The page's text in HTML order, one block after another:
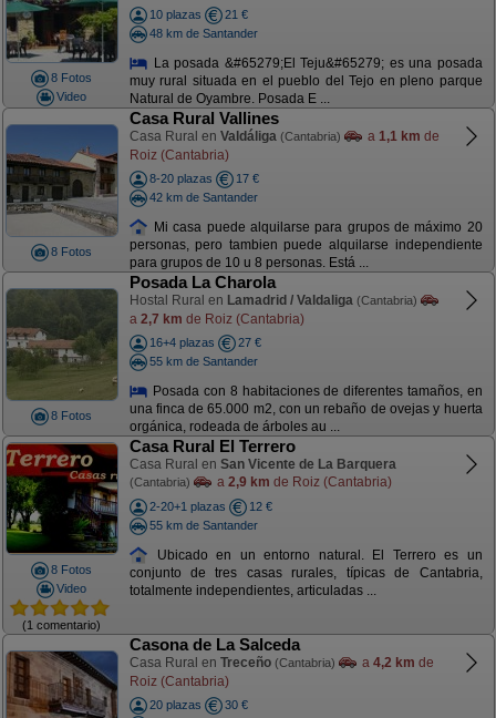
8 Fotos
Video
10 plazas
21 €
48 km de Santander
La posada &#65279;El Teju&#65279; es una posada
muy rural situada en el pueblo del Tejo en pleno parque
Natural de Oyambre. Posada E ...
8 Fotos
Casa Rural Vallines
Casa Rural en Valdáliga (Cantabria) a 1,1 km de
Roiz (Cantabria)
8-20 plazas
17 €
42 km de Santander
Mi casa puede alquilarse para grupos de máximo 20
personas, pero tambien puede alquilarse independiente
para grupos de 10 u 8 personas. Está ...
8 Fotos
Posada La Charola
Hostal Rural en Lamadrid / Valdaliga (Cantabria)
a 2,7 km de Roiz (Cantabria)
16+4 plazas
27 €
55 km de Santander
Posada con 8 habitaciones de diferentes tamaños, en
una finca de 65.000 m2, con un rebaño de ovejas y huerta
orgánica, rodeada de árboles au ...
8 Fotos
Video
(1 comentario)
Casa Rural El Terrero
Casa Rural en San Vicente de La Barquera
(Cantabria) a 2,9 km de Roiz (Cantabria)
2-20+1 plazas
12 €
55 km de Santander
Ubicado en un entorno natural. El Terrero es un
conjunto de tres casas rurales, típicas de Cantabria,
totalmente independientes, articuladas ...
Casona de La Salceda
Casa Rural en Treceño (Cantabria) a 4,2 km de
Roiz (Cantabria)
20 plazas
30 €